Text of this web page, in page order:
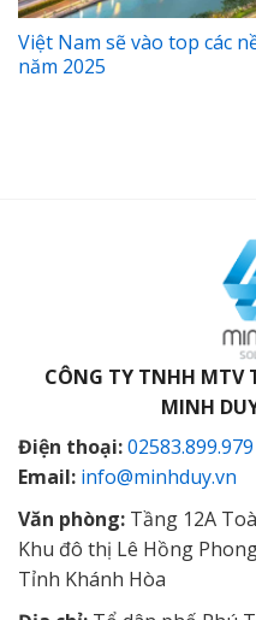
Việt Nam sẽ vào top các
năm 2025
CÔNG TY TNHH MTV
MINH
Điện thoại:02583.899.979
Email: info@minhduy.vn
Văn phòng: Tầng 12A
Khu đô thị Lê Hồng
Tỉnh Khánh Hòa